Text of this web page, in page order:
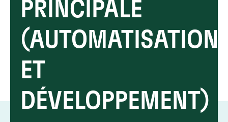
PRINCIPALE
(AUTOMATISATION
ET
DÉVELOPPEMENT)